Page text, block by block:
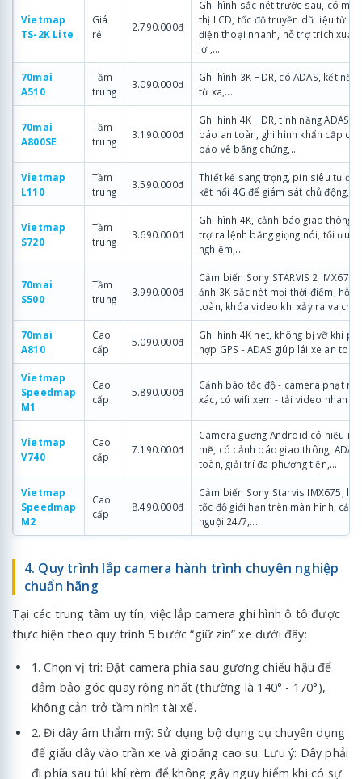
Vietmap
TS-2K Lite
Giá
rẻ
2.790.000đ
Ghi hình sắc nét trước sau, có
thị LCD, tốc độ truyền dữ liệu từ
điện thoại nhanh, hỗ trợ trích xuất
lợi,...
70mai
A510
Tầm
trung
3.090.000đ
Ghi hình 3K HDR, có ADAS, kết nối
từ xa,...
70mai
A800SE
Tầm
trung
3.190.000đ
Ghi hình 4K HDR, tính năng ADAS
báo an toàn, ghi hình khẩn cấp có
bảo vệ bằng chứng,...
Vietmap
L110
Tầm
trung
3.590.000đ
Thiết kế sang trọng, pin siêu tụ
kết nối 4G để giám sát chủ động,...
Vietmap
S720
Tầm
trung
3.690.000đ
Ghi hình 4K, cảnh báo giao thông
trợ ra lệnh bằng giọng nói, tối ưu
nghiệm,...
70mai
S500
Tầm
trung
3.990.000đ
Cảm biến Sony STARVIS 2 IMX675
ảnh 3K sắc nét mọi thời điểm, hỗ
toàn, khóa video khi xảy ra va
70mai
A810
Cao
cấp
5.090.000đ
Ghi hình 4K nét, không bị vỡ khi
hợp GPS - ADAS giúp lái xe an
Vietmap
Speedmap
M1
Cao
cấp
5.890.000đ
Cảnh báo tốc độ - camera phạt
xác, có wifi xem - tải video nhanh
Vietmap
V740
Cao
cấp
7.190.000đ
Camera gương Android có hiệu
mẽ, có cảnh báo giao thông,
toàn, giải trí đa phương tiện,...
Vietmap
Speedmap
M2
Cao
cấp
8.490.000đ
Cảm biến Sony Starvis IMX675,
tốc độ giới hạn trên màn hình,
nguội 24/7,...
4. Quy trình lắp camera hành trình chuyên nghiệp
chuẩn hãng
Tại các trung tâm uy tín, việc lắp camera ghi hình ô tô được
thực hiện theo quy trình 5 bước “giữ zin” xe dưới đây:
1. Chọn vị trí: Đặt camera phía sau gương chiếu hậu để
đảm bảo góc quay rộng nhất (thường là 140° - 170°),
không cản trở tầm nhìn tài xế.
2. Đi dây âm thẩm mỹ: Sử dụng bộ dụng cụ chuyên dụng
để giấu dây vào trần xe và gioăng cao su. Lưu ý: Dây phải
đi phía sau túi khí rèm để không gây nguy hiểm khi có sự